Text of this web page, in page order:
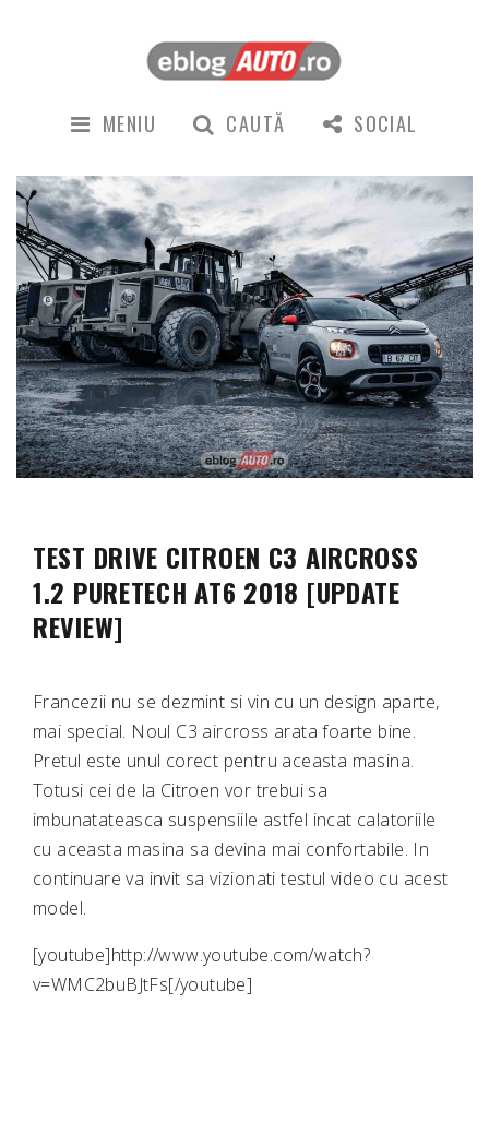
MENIU CAUTĂ SOCIAL
TEST DRIVE CITROEN C3 AIRCROSS
1.2 PURETECH AT6 2018 [UPDATE
REVIEW]
Francezii nu se dezmint si vin cu un design aparte,
mai special. Noul C3 aircross arata foarte bine.
Pretul este unul corect pentru aceasta masina.
Totusi cei de la Citroen vor trebui sa
imbunatateasca suspensiile astfel incat calatoriile
cu aceasta masina sa devina mai confortabile. In
continuare va invit sa vizionati testul video cu acest
model.
[youtube]http://www.youtube.com/watch?
v=WMC2buBJtFs[/youtube]